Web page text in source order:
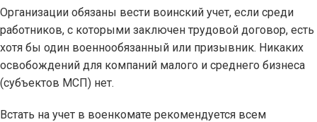
Организации обязаны вести воинский учет, если среди
работников, с которыми заключен трудовой договор, есть
хотя бы один военнообязанный или призывник. Никаких
освобождений для компаний малого и среднего бизнеса
(субъектов МСП) нет.
Встать на учет в военкомате рекомендуется всем